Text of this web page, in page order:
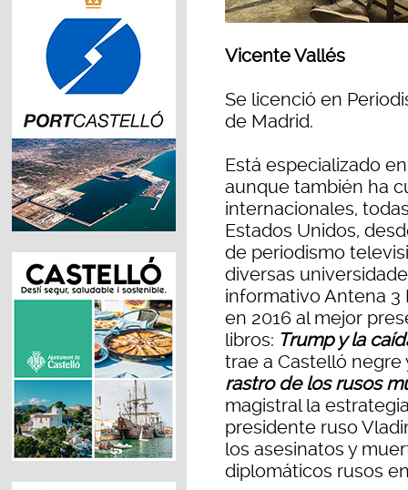
Vicente Vallés
Se licenció en
de Madrid.
Está especializado
aunque también ha
internacionales,
Estados Unidos,
de periodismo
diversas
informativo Antena 3
en 2016 al mejor
libros: Trump y la
trae a Castelló
rastro de los rusos
magistral la
presidente ruso
los asesinatos y
diplomáticos rusos